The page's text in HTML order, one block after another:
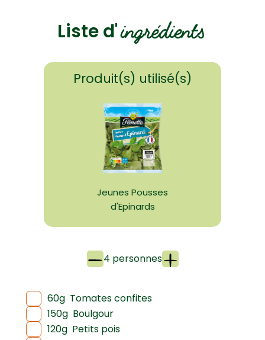
Liste d'ingrédients
Produit(s) utilisé(s)
Jeunes Pousses
d'Epinards
4 personnes
60g Tomates confites
150g Boulgour
120g Petits pois